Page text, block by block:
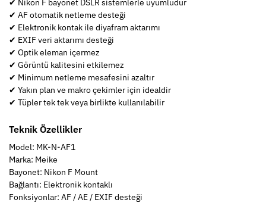
✔ Nikon F bayonet DSLR sistemlerle uyumludur
✔ AF otomatik netleme desteği
✔ Elektronik kontak ile diyafram aktarımı
✔ EXIF veri aktarımı desteği
✔ Optik eleman içermez
✔ Görüntü kalitesini etkilemez
✔ Minimum netleme mesafesini azaltır
✔ Yakın plan ve makro çekimler için idealdir
✔ Tüpler tek tek veya birlikte kullanılabilir
Teknik Özellikler
Model: MK-N-AF1
Marka: Meike
Bayonet: Nikon F Mount
Bağlantı: Elektronik kontaklı
Fonksiyonlar: AF / AE / EXIF desteği